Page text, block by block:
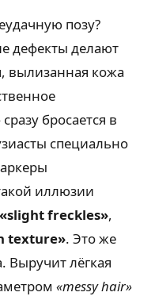
позу?
дефекты делают
вылизанная кожа
бросается в
специально
иллюзии
«slight freckles»,
texture». Это же
Выручит лёгкая
«messy hair»